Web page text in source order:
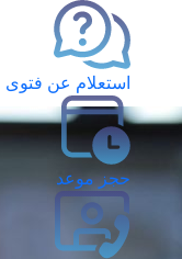
استعلام عن فتوى
حجز موعد